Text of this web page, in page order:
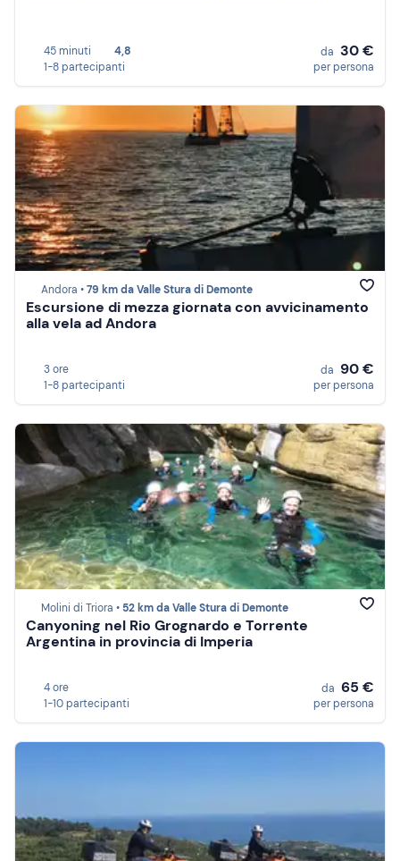
45 minuti
4,8
1-8 partecipanti
da 30 €
per persona
Andora •79 km da Valle Stura di Demonte
Escursione di mezza giornata con avvicinamento
alla vela ad Andora
3 ore
1-8 partecipanti
da 90 €
per persona
Molini di Triora • 52 km da Valle Stura di Demonte
Canyoning nel Rio Grognardo e Torrente
Argentina in provincia di Imperia
4 ore
1-10 partecipanti
da 65 €
per persona